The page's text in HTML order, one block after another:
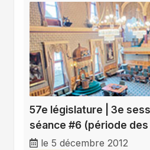
57e législature | 3e
séance #6 (période
le 5 décembre 2012